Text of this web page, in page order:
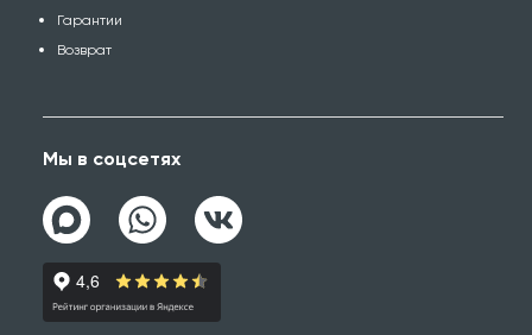
Гарантии
Возврат
Мы в соцсетях